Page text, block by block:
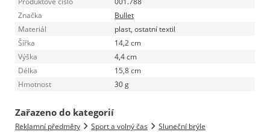
Značka
Bullet
Materiál
plast, ostatní textil
Šířka
14,2 cm
Výška
4,4 cm
Délka
15,8 cm
Hmotnost
30 g
Zařazeno do kategorií
Reklamní předměty Sport a volný čas Sluneční brýle